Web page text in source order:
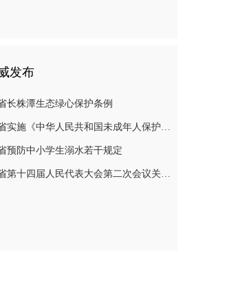
发布
长株潭生态绿心保护条例
湖南省实施《中华人民共和国未成年人保护法》若干规定
预防中小学生溺水若干规定
湖南省第十四届人民代表大会第二次会议关于湖南省人民代表大会常务委员会工作报告的决议